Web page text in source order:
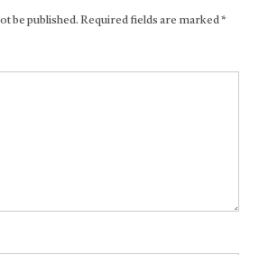
be published. Required fields are marked*